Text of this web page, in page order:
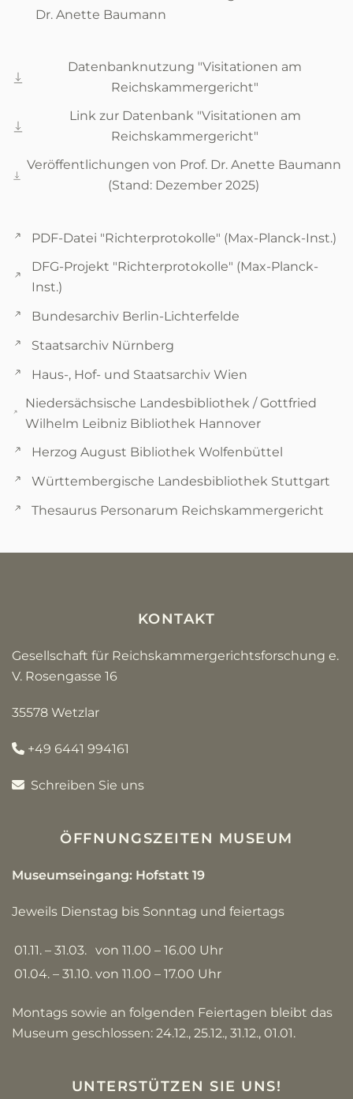
Dr. Anette Baumann
Datenbanknutzung "Visitationen am
Reichskammergericht"
Link zur Datenbank "Visitationen am
Reichskammergericht"
Veröffentlichungen von Prof. Dr. Anette Baumann
(Stand: Dezember 2025)
PDF-Datei "Richterprotokolle" (Max-Planck-Inst.)
DFG-Projekt "Richterprotokolle" (Max-Planck-
Inst.)
Bundesarchiv Berlin-Lichterfelde
Staatsarchiv Nürnberg
Haus-, Hof- und Staatsarchiv Wien
Niedersächsische Landesbibliothek / Gottfried
Wilhelm Leibniz Bibliothek Hannover
Herzog August Bibliothek Wolfenbüttel
Württembergische Landesbibliothek Stuttgart
Thesaurus Personarum Reichskammergericht
KONTAKT
Gesellschaft für Reichskammergerichtsforschung e.
V. Rosengasse 16
35578 Wetzlar
+49 6441 994161
Schreiben Sie uns
ÖFFNUNGSZEITEN MUSEUM
Museumseingang: Hofstatt 19
Jeweils Dienstag bis Sonntag und feiertags
01.11. – 31.03. von 11.00 – 16.00 Uhr
01.04. – 31.10. von 11.00 – 17.00 Uhr
Montags sowie an folgenden Feiertagen bleibt das
Museum geschlossen: 24.12., 25.12., 31.12., 01.01.
UNTERSTÜTZEN SIE UNS!